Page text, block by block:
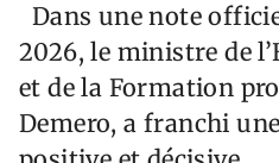
Dans une note
2026, le ministre de
et de la Formation
Demero, a franchi